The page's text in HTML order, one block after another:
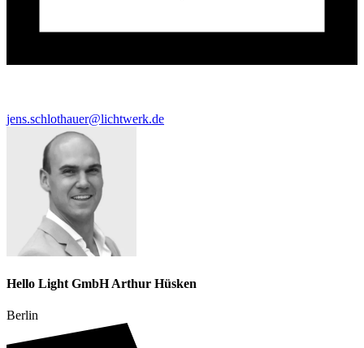
jens.schlothauer@lichtwerk.de
Hello Light GmbH Arthur Hüsken
Berlin